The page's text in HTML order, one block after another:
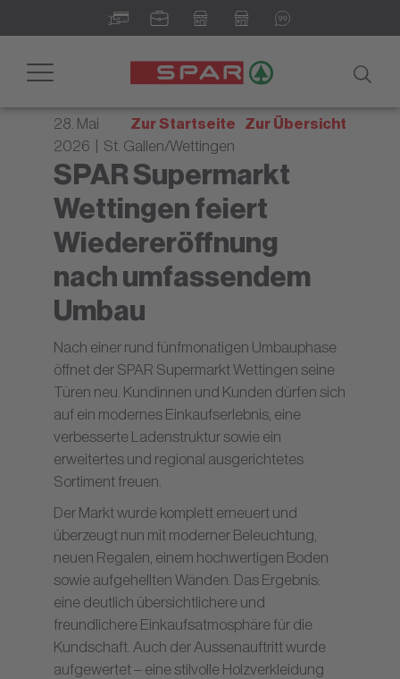
Toggle
Newsroom - Ihr digitales
Zur Übersicht
Zur Startseite
28. Mai
2026 | St. Gallen/Wettingen
SPAR Supermarkt
Wettingen feiert
Wiedereröffnung
nach umfassendem
Umbau
Nach einer rund fünfmonatigen Umbauphase
öffnet der SPAR Supermarkt Wettingen seine
Türen neu. Kundinnen und Kunden dürfen sich
auf ein modernes Einkaufserlebnis, eine
verbesserte Ladenstruktur sowie ein
erweitertes und regional ausgerichtetes
Sortiment freuen.
Der Markt wurde komplett erneuert und
überzeugt nun mit moderner Beleuchtung,
neuen Regalen, einem hochwertigen Boden
sowie aufgehellten Wänden. Das Ergebnis:
eine deutlich übersichtlichere und
freundlichere Einkaufsatmosphäre für die
Kundschaft. Auch der Aussenauftritt wurde
aufgewertet – eine stilvolle Holzverkleidung